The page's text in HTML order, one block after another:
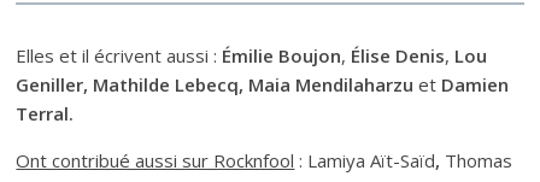
Elles et il écrivent aussi : Émilie Boujon, Élise Denis, Lou
Geniller, Mathilde Lebecq, Maia Mendilaharzuet Damien
Terral.
Ont contribué aussi sur Rocknfool : Lamiya Aït-Saïd, Thomas